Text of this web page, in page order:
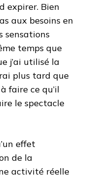
expirer. Bien
aux besoins en
sensations
temps que
j’ai utilisé la
plus tard que
faire ce qu’il
le spectacle
effet
de la
activité réelle